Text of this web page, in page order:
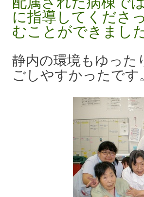
に指導してくださ
むことができました
静内の環境もゆった
ごしやすかったです